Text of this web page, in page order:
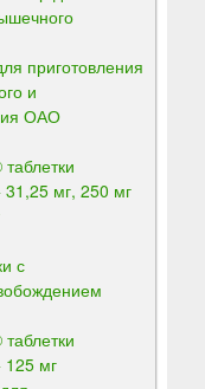
приготовления
и
ОАО
мг, 250 мг
с
125 мг